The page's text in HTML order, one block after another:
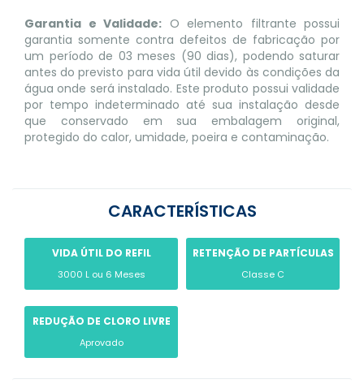
Garantia e Validade: O elemento filtrante possui
garantia somente contra defeitos de fabricação por
um período de 03 meses (90 dias), podendo saturar
antes do previsto para vida útil devido às condições da
água onde será instalado. Este produto possui validade
por tempo indeterminado até sua instalação desde
que conservado em sua embalagem original,
protegido do calor, umidade, poeira e contaminação.
CARACTERÍSTICAS
VIDA ÚTIL DO REFIL
3000 L ou 6 Meses
RETENÇÃO DE PARTÍCULAS
Classe C
REDUÇÃO DE CLORO LIVRE
Aprovado